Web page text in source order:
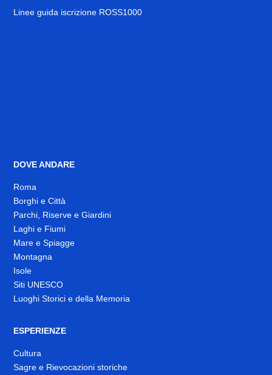
Linee guida iscrizione ROSS1000
DOVE ANDARE
Roma
Borghi e Città
Parchi, Riserve e Giardini
Laghi e Fiumi
Mare e Spiagge
Montagna
Isole
Siti UNESCO
Luoghi Storici e della Memoria
ESPERIENZE
Cultura
Sagre e Rievocazioni storiche